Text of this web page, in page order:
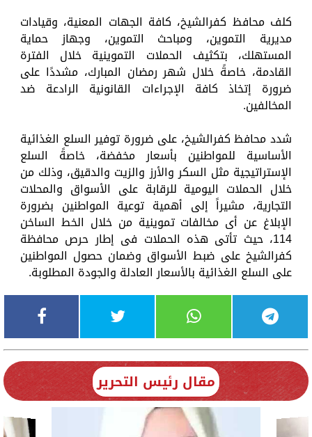
كلف محافظ كفرالشيخ، كافة الجهات المعنية، وقيادات
مديرية التموين، ومباحث التموين، وجهاز حماية
المستهلك، بتكثيف الحملات التموينية خلال الفترة
القادمة، خاصةً خلال شهر رمضان المبارك، مشددًا على
ضرورة إتخاذ كافة الإجراءات القانونية الرادعة ضد
المخالفين.
شدد محافظ كفرالشيخ، على ضرورة توفير السلع الغذائية
الأساسية للمواطنين بأسعار مخفضة، خاصةً السلع
الإستراتيجية مثل السكر والأرز والزيت والدقيق، وذلك من
خلال الحملات اليومية للرقابة على الأسواق والمحلات
التجارية، مشيراً إلى أهمية توعية المواطنين بضرورة
الإبلاغ عن أى مخالفات تموينية من خلال الخط الساخن
114، حيث تأتى هذه الحملات فى إطار حرص محافظة
كفرالشيخ على ضبط الأسواق وضمان حصول المواطنين
على السلع الغذائية بالأسعار العادلة والجودة المطلوبة.
مقال رئيس التحرير